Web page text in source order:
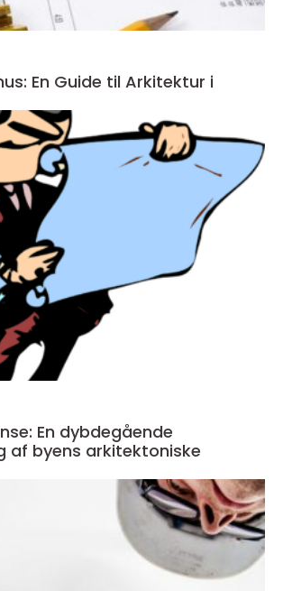
En Guide til Arkitektur i
En dybdegående
af byens arkitektoniske